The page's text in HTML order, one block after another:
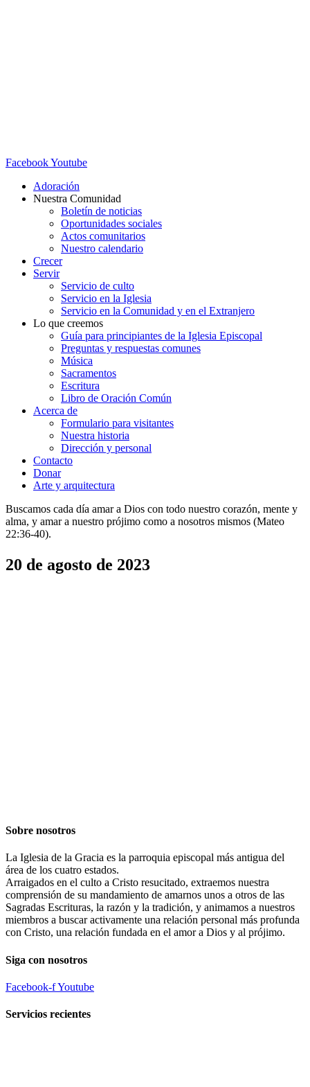
FacebookYoutube
Adoración
Nuestra Comunidad
Boletín de noticias
Oportunidades sociales
Actos comunitarios
Nuestro calendario
Crecer
Servir
Servicio de culto
Servicio en la Iglesia
Servicio en la Comunidad y en el Extranjero
Lo que creemos
Guía para principiantes de la Iglesia Episcopal
Preguntas y respuestas comunes
Música
Sacramentos
Escritura
Libro de Oración Común
Acerca de
Formulario para visitantes
Nuestra historia
Dirección y personal
Contacto
Donar
Arte y arquitectura
Buscamos cada día amar a Dios con todo nuestro corazón, mente y
alma, y amar a nuestro prójimo como a nosotros mismos (Mateo
22:36-40).
20 de agosto de 2023
Sobre nosotros
La Iglesia de la Gracia es la parroquia episcopal más antigua del
área de los cuatro estados.
Arraigados en el culto a Cristo resucitado, extraemos nuestra
comprensión de su mandamiento de amarnos unos a otros de las
Sagradas Escrituras, la razón y la tradición, y animamos a nuestros
miembros a buscar activamente una relación personal más profunda
con Cristo, una relación fundada en el amor a Dios y al prójimo.
Siga con nosotros
Facebook-fYoutube
Servicios recientes